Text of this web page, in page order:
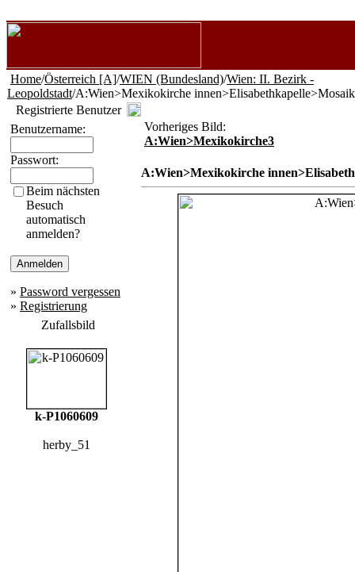
Home/Österreich [A]/WIEN (Bundesland)/Wien: II. Bezirk -
Leopoldstadt/A:Wien>Mexikokirche innen>Elisabethkapelle>Mosaik
Registrierte Benutzer
Benutzername:
Passwort:
Beim nächsten
Besuch
automatisch
anmelden?
» Password vergessen
» Registrierung
Zufallsbild
k-P1060609
herby_51
Vorheriges Bild:
A:Wien>Mexikokirche3
A:Wien>Mexikokirche